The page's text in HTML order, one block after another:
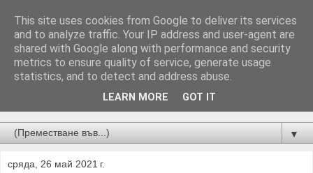
Новини от Бургас, страната и света!
▼
сряда, 26 май 2021 г.
This site uses cookies from Google to deliver its services
and to analyze traffic. Your IP address and user-agent are
shared with Google along with performance and security
metrics to ensure quality of service, generate usage
statistics, and to detect and address abuse.
LEARN MORE GOT IT